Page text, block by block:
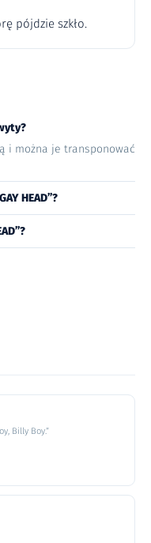
pójdzie szkło.
i można je transponować
HEAD”?
Billy Boy.”